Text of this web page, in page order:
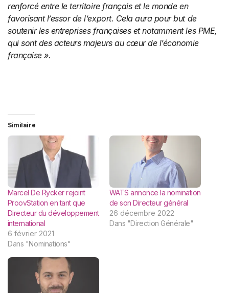
renforcé entre le territoire français et le monde en
favorisant l’essor de l’export. Cela aura pour but de
soutenir les entreprises françaises et notamment les PME,
qui sont des acteurs majeurs au cœur de l’économie
française ».
Similaire
Marcel De Rycker rejoint
ProovStation en tant que
Directeur du développement
international
6 février 2021
Dans "Nominations"
WATS annonce la nomination
de son Directeur général
26 décembre 2022
Dans "Direction Générale"